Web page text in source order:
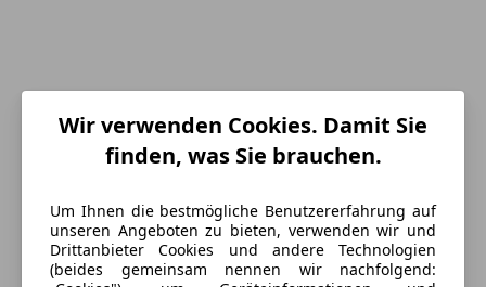
Wir verwenden Cookies. Damit Sie
finden, was Sie brauchen.
Um Ihnen die bestmögliche Benutzererfahrung auf
unseren Angeboten zu bieten, verwenden wir und
Drittanbieter Cookies und andere Technologien
(beides gemeinsam nennen wir nachfolgend: